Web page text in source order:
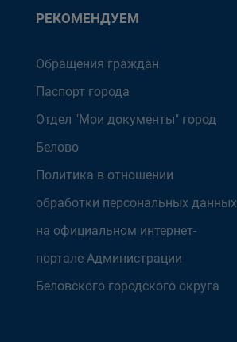
РЕКОМЕНДУЕМ
Обращения граждан
Паспорт города
Отдел "Мои документы" город
Белово
Политика в отношении
обработки персональных данных
на официальном интернет-
портале Администрации
Беловского городского округа